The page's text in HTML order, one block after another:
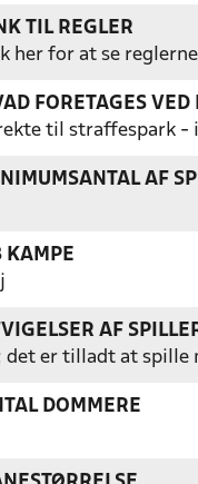
TIL REGLER
her for at se
FORETAGES
til straffespark -
AF
KAMPE
AF
det er tilladt at spille
DOMMERE